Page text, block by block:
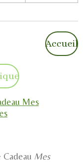
Accueil
Mes
Mes